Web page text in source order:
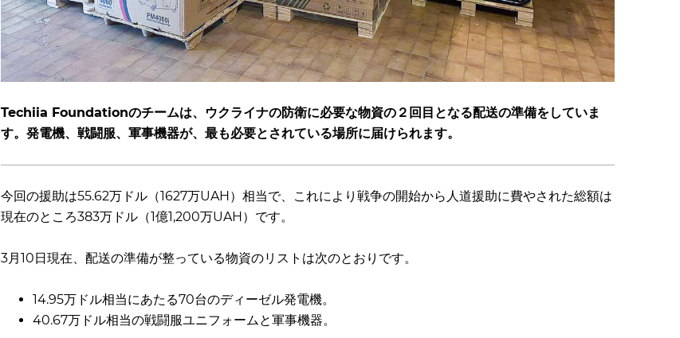
Techiia Foundationのチームは、ウクライナの防衛に必要な物資の２回目となる配送の準備をしていま
す。発電機、戦闘服、軍事機器が、最も必要とされている場所に届けられます。
今回の援助は55.62万ドル（1627万UAH）相当で、これにより戦争の開始から人道援助に費やされた総額は
現在のところ383万ドル（1億1,200万UAH）です。
3月10日現在、配送の準備が整っている物資のリストは次のとおりです。
14.95万ドル相当にあたる70台のディーゼル発電機。
40.67万ドル相当の戦闘服ユニフォームと軍事機器。